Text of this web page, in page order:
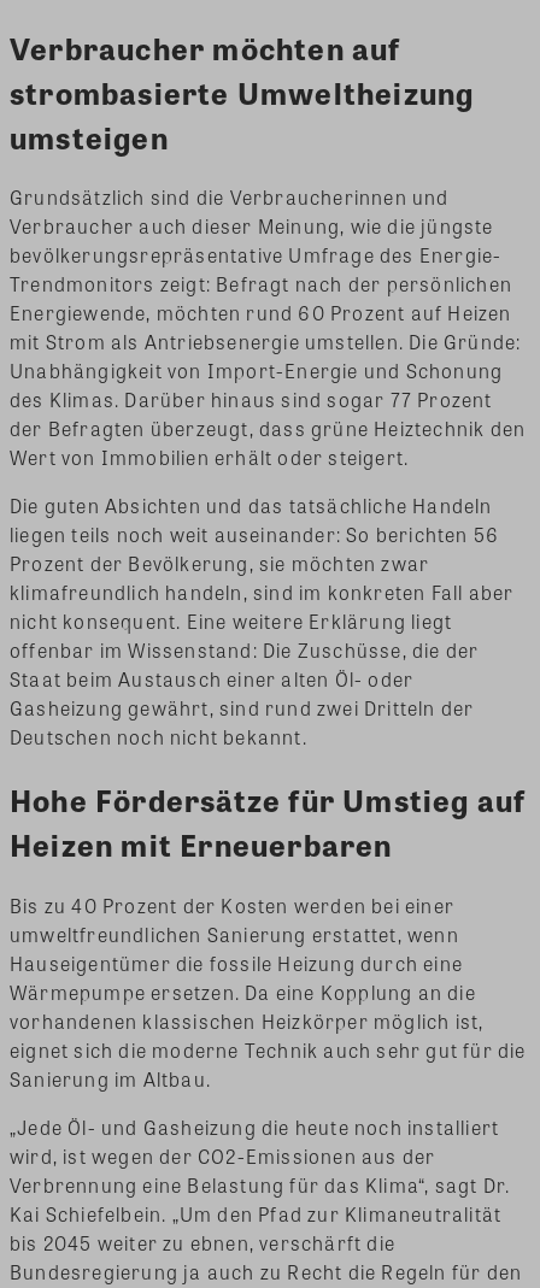
Verbraucher möchten auf
strombasierte Umweltheizung
umsteigen
Grundsätzlich sind die Verbraucherinnen und
Verbraucher auch dieser Meinung, wie die jüngste
bevölkerungsrepräsentative Umfrage des Energie-
Trendmonitors zeigt: Befragt nach der persönlichen
Energiewende, möchten rund 60 Prozent auf Heizen
mit Strom als Antriebsenergie umstellen. Die Gründe:
Unabhängigkeit von Import-Energie und Schonung
des Klimas. Darüber hinaus sind sogar 77 Prozent
der Befragten überzeugt, dass grüne Heiztechnik den
Wert von Immobilien erhält oder steigert.
Die guten Absichten und das tatsächliche Handeln
liegen teils noch weit auseinander: So berichten 56
Prozent der Bevölkerung, sie möchten zwar
klimafreundlich handeln, sind im konkreten Fall aber
nicht konsequent. Eine weitere Erklärung liegt
offenbar im Wissenstand: Die Zuschüsse, die der
Staat beim Austausch einer alten Öl- oder
Gasheizung gewährt, sind rund zwei Dritteln der
Deutschen noch nicht bekannt.
Hohe Fördersätze für Umstieg auf
Heizen mit Erneuerbaren
Bis zu 40 Prozent der Kosten werden bei einer
umweltfreundlichen Sanierung erstattet, wenn
Hauseigentümer die fossile Heizung durch eine
Wärmepumpe ersetzen. Da eine Kopplung an die
vorhandenen klassischen Heizkörper möglich ist,
eignet sich die moderne Technik auch sehr gut für die
Sanierung im Altbau.
„Jede Öl- und Gasheizung die heute noch installiert
wird, ist wegen der CO2-Emissionen aus der
Verbrennung eine Belastung für das Klima“, sagt Dr.
Kai Schiefelbein. „Um den Pfad zur Klimaneutralität
bis 2045 weiter zu ebnen, verschärft die
Bundesregierung ja auch zu Recht die Regeln für den